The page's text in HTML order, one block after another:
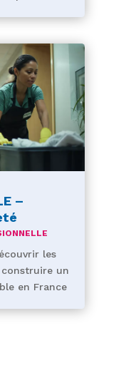
–
les
un
en France